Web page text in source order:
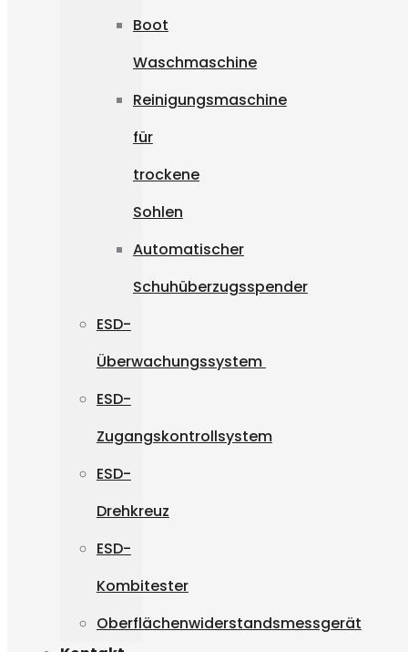
Boot
Waschmaschine
Reinigungsmaschine
für
trockene
Sohlen
Automatischer
Schuhüberzugsspender
ESD-
Überwachungssystem
ESD-
Zugangskontrollsystem
ESD-
Drehkreuz
ESD-
Kombitester
Oberflächenwiderstandsmessgerät